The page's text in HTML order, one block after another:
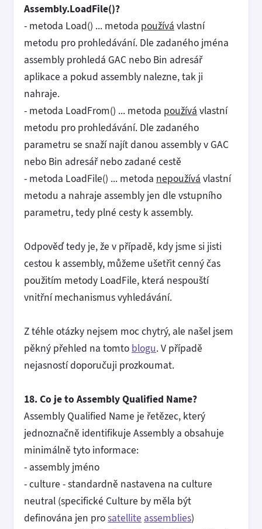
Assembly.LoadFile()?
- metoda Load() ... metoda používá vlastní
metodu pro prohledávání. Dle zadaného jména
assembly prohledá GAC nebo Bin adresář
aplikace a pokud assembly nalezne, tak ji
nahraje.
- metoda LoadFrom() ... metoda používá vlastní
metodu pro prohledávání. Dle zadaného
parametru se snaží najít danou assembly v GAC
nebo Bin adresář nebo zadané cestě
- metoda LoadFile() ... metoda nepoužívá vlastní
metodu a nahraje assembly jen dle vstupního
parametru, tedy plné cesty k assembly.
Odpověď tedy je, že v případě, kdy jsme si jisti
cestou k assembly, můžeme ušetřit cenný čas
použitím metody LoadFile, která nespouští
vnitřní mechanismus vyhledávání.
Z téhle otázky nejsem moc chytrý, ale našel jsem
pěkný přehled na tomto blogu. V případě
nejasností doporučuji prozkoumat.
18. Co je to Assembly Qualified Name?
Assembly Qualified Name je řetězec, který
jednoznačně identifikuje Assembly a obsahuje
minimálně tyto informace:
- assembly jméno
- culture - standardně nastavena na culture
neutral (specifické Culture by měla být
definována jen prosatellite assemblies)